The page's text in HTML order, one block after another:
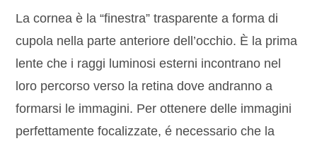
La cornea è la “finestra” trasparente a forma di
cupola nella parte anteriore dell’occhio. È la prima
lente che i raggi luminosi esterni incontrano nel
loro percorso verso la retina dove andranno a
formarsi le immagini. Per ottenere delle immagini
perfettamente focalizzate, é necessario che la